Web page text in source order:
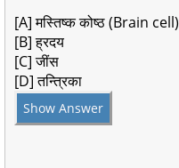
[A] मस्तिष्क कोष्ठ (Brain cell)
[B] ह्रदय
[C] जींस
[D] तन्त्रिका
Show Answer